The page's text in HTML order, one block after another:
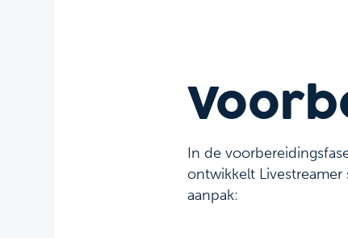
In de
ontwikkelt
aanpak: